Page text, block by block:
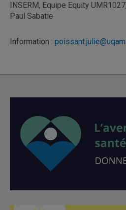
INSERM, Equipe Equity
Paul Sabatie
Information :